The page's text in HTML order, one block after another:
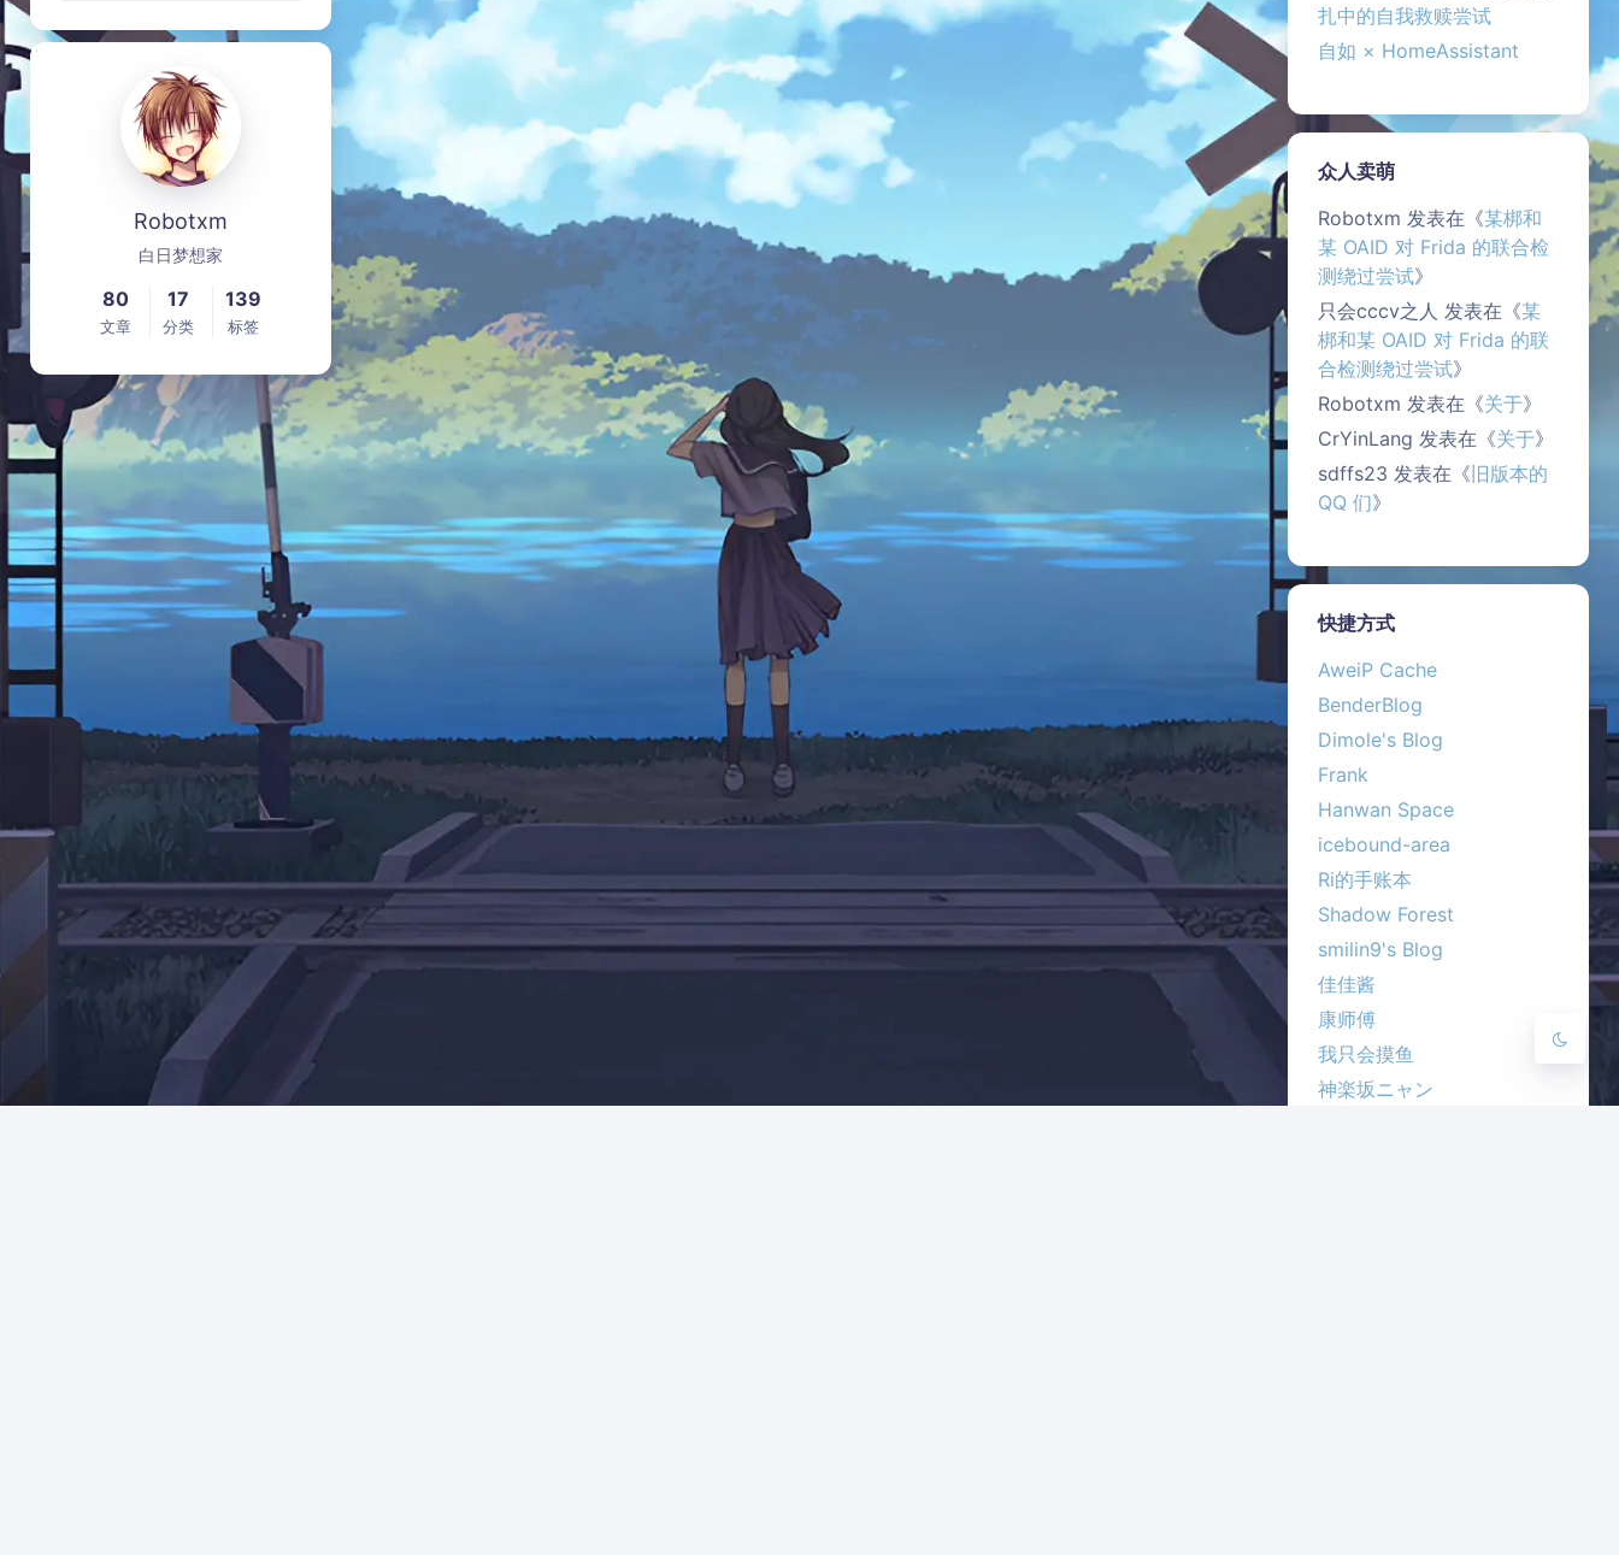
夜间模式
Sans Serif Serif
浅阴影
关闭 暗化
Robotxm
白日梦想家
80
文章
17
分类
139
标签
扎中的自我救赎尝试
自如 × HomeAssistant
众人卖萌
Robotxm 发表在《某梆和
某 OAID 对 Frida 的联合检
测绕过尝试》
只会cccv之人 发表在《某
梆和某 OAID 对 Frida 的联
合检测绕过尝试》
Robotxm 发表在《关于》
CrYinLang 发表在《关于》
sdffs23 发表在《旧版本的
QQ 们》
快捷方式
AweiP Cache
BenderBlog
Dimole's Blog
Frank
Hanwan Space
icebound-area
Ri的手账本
Shadow Forest
smilin9's Blog
佳佳酱
康师傅
我只会摸鱼
神楽坂ニャン